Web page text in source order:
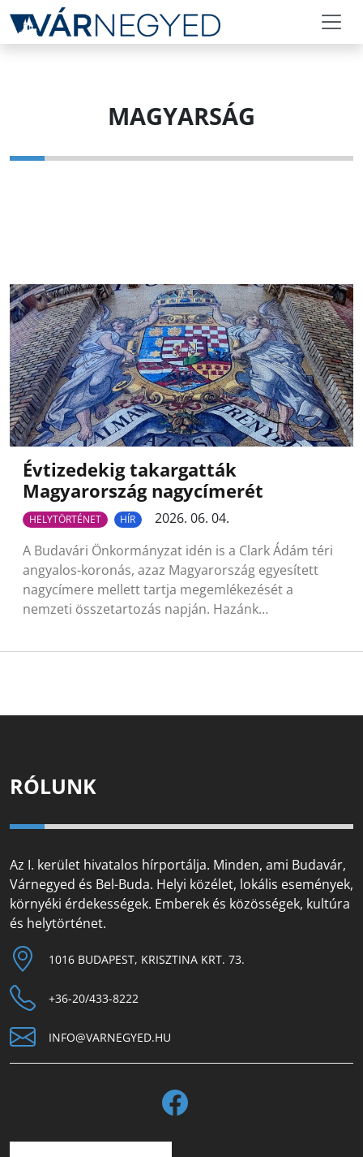
MAGYARSÁG
Évtizedekig takargatták
Magyarország nagycímerét
HELYTÖRTÉNET HÍR
2026. 06. 04.
A Budavári Önkormányzat idén is a Clark Ádám téri
angyalos-koronás, azaz Magyarország egyesített
nagycímere mellett tartja megemlékezését a
nemzeti összetartozás napján. Hazánk…
RÓLUNK
Az I. kerület hivatalos hírportálja. Minden, ami Budavár,
Várnegyed és Bel-Buda. Helyi közélet, lokális események,
környéki érdekességek. Emberek és közösségek, kultúra
és helytörténet.
1016 BUDAPEST, KRISZTINA KRT. 73.
+36-20/433-8222
INFO@VARNEGYED.HU